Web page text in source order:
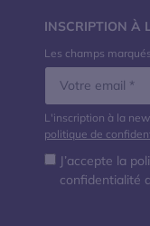
INSCRIPTION À
Les champs
L'inscription à la
politique de
J’accepte la
confidentialité